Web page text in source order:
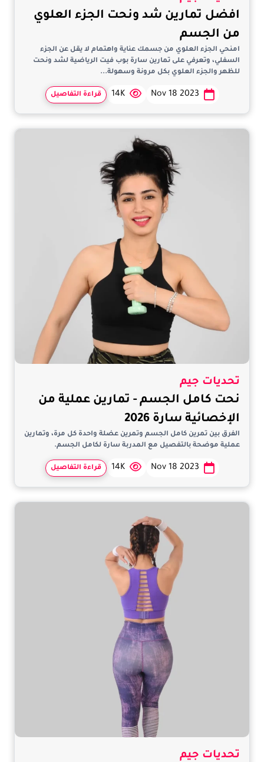
افضل تمارين شد ونحت الجزء العلوي
من الجسم
امنحي الجزء العلوي من جسمك عناية واهتمام لا يقل عن الجزء
السفلي، وتعرفي على تمارين سارة بوب فيت الرياضية لشد ونحت
للظهر والجزء العلوي بكل مرونة وسهولة...
Nov 18 2023
14K قراءة التفاصيل
تحديات جيم
نحت كامل الجسم - تمارين عملية من
الإخصائية سارة 2026
الفرق بين تمرين كامل الجسم وتمرين عضلة واحدة كل مرة، وتمارين
عملية موضحة بالتفصيل مع المدربة سارة لكامل الجسم.
Nov 18 2023
14K قراءة التفاصيل
تحديات جيم